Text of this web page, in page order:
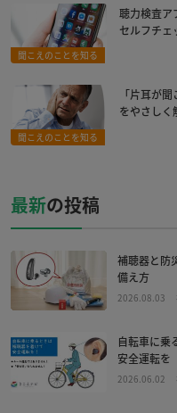
聞こえのことを知る
聴力検査ア
セルフチェ
聞こえのことを知る
「片耳が
をやさしく
最新の投稿
補聴器と防
備え方
2026.08.03
自転車に乗
安全運転を
2026.06.02